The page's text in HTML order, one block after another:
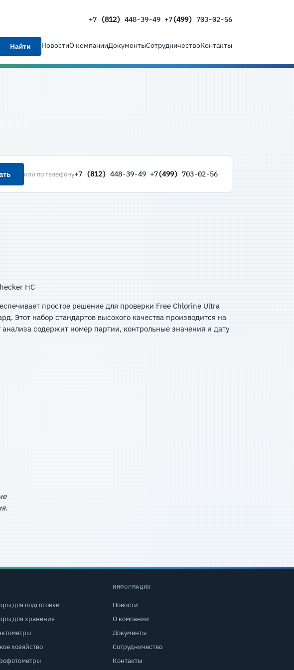
+7 (812) 448-39-49 +7(499) 703-02-56
Найти НовостиО компанииДокументыСотрудничествоКонтакты
или по телефону+7 (812) 448-39-49 +7(499) 703-02-56
HC
простое решение для проверки Free Chlorine Ultra
Этот набор стандартов высокого качества производится на
содержит номер партии, контрольные значения и дату
для подготовки
для хранения
хозяйство
ИНФОРМАЦИЯ
Новости
О компании
Документы
Сотрудничество
Контакты